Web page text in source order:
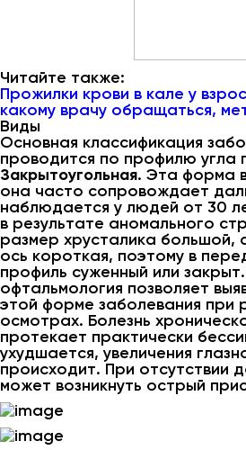
Читайте также:
Прожилки крови в кале у
какому врачу обращаться,
Виды
Основная классификация
проводится по профилю угла
Закрытоугольная. Эта форма
она часто сопровождает
наблюдается у людей от 30
в результате аномального
размер хрусталика большой,
ось короткая, поэтому в
профиль суженный или
офтальмология позволяет
этой форме заболевания при
осмотрах. Болезнь
протекает практически
ухудшается, увеличения
происходит. При отсутствии
может возникнуть острый